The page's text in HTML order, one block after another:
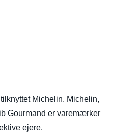
Michelin. Michelin,
Gourmand er varemærker
ejere.